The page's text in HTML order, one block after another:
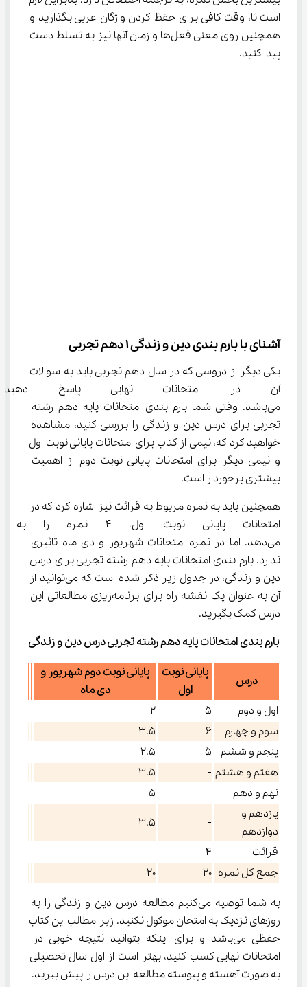
است تا، وقت کافی برای حفظ کردن واژگان عربی بگذارید و
همچنین روی معنی فعل‌ها و زمان آنها نیز به تسلط دست
پیدا کنید.
آشنای با بارم بندی دین و زندگی ۱ دهم تجربی
یکی دیگر از دروسی که در سال دهم تجربی باید به سوالات
آن در امتحانات نهایی پاسخ
می‌باشد. وقتی شما بارم‌ بندی امتحانات پایه دهم رشته
تجربی برای درس دین و زندگی را بررسی کنید، مشاهده
خواهید کرد که، نیمی از کتاب برای امتحانات پایانی نوبت اول
و نیمی دیگر برای امتحانات پایانی نوبت دوم از اهمیت
بیشتری برخوردار است.
همچنین باید به نمره مربوط به قرائت نیز اشاره کرد که در
امتحانات پایانی نوبت اول،
می‌دهد. اما در نمره امتحانات شهریور و دی ماه تاثیری
ندارد. بارم‌ بندی امتحانات پایه دهم رشته تجربی برای درس
دین و زندگی، در جدول زیر ذکر شده است که می‌توانید از
آن به عنوان یک نقشه راه برای برنامه‌ریزی مطالعاتی این
درس کمک بگیرید.
بارم‌ بندی امتحانات پایه دهم رشته تجربی درس دین و زندگی
درس
پایانی نوبت
اول
پایانی نوبت دوم شهریور و
دی ماه
اول و دوم
۵
2
سوم و چهارم
۶
۳.۵
پنجم و ششم
۵
۲.۵
هفتم و هشتم -
۳.۵
نهم و دهم
-
۵
یازدهم و
دوازدهم
-
۳.۵
قرائت
۴
-
جمع کل نمره 20
20
به شما توصیه می‌کنیم مطالعه درس دین و زندگی را به
روزهای نزدیک به امتحان موکول نکنید. زیرا مطالب این کتاب
حفظی می‌باشد و برای اینکه بتوانید نتیجه خوبی در
امتحانات نهایی کسب کنید، بهتر است از اول سال تحصیلی
به صورت آهسته و پیوسته مطالعه این درس را پیش ببرید.